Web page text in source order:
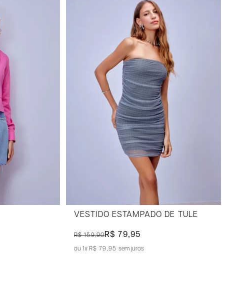
VESTIDO ESTAMPADO DE TULE
R$ 159,90R$ 79,95
1x R$ 79,95sem juros